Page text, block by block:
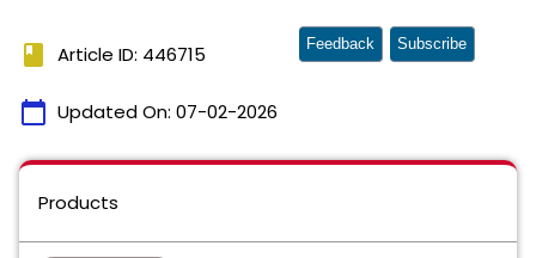
book Article ID: 446715
calendar_today Updated On: 07-02-2026
Feedback Subscribe
Products